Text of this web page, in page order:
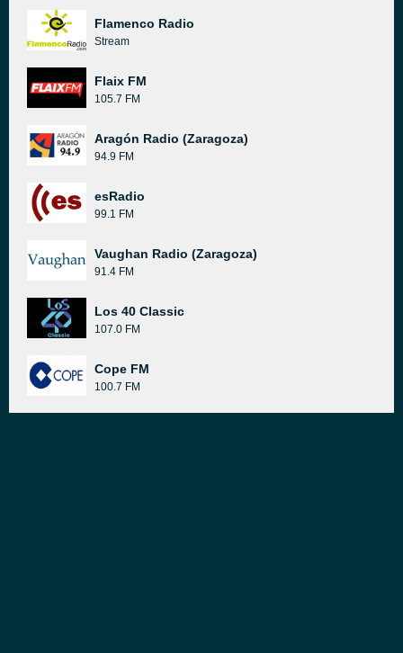
Flamenco Radio
Stream
Flaix FM
105.7 FM
Aragón Radio (Zaragoza)
94.9 FM
esRadio
99.1 FM
Vaughan Radio (Zaragoza)
91.4 FM
Los 40 Classic
107.0 FM
Cope FM
100.7 FM